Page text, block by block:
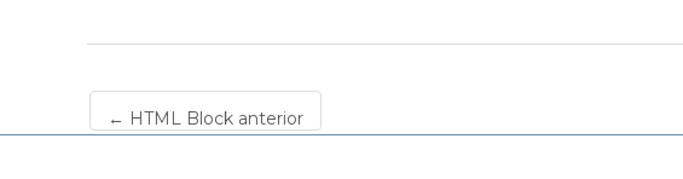
← HTML Block anterior